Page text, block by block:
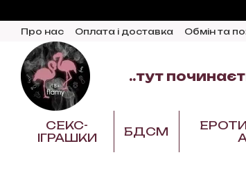
Про нас Оплата і доставка Обмін та
Відгуки про магазин
..тут
СЕКС-
ІГРАШКИ
БДСМ